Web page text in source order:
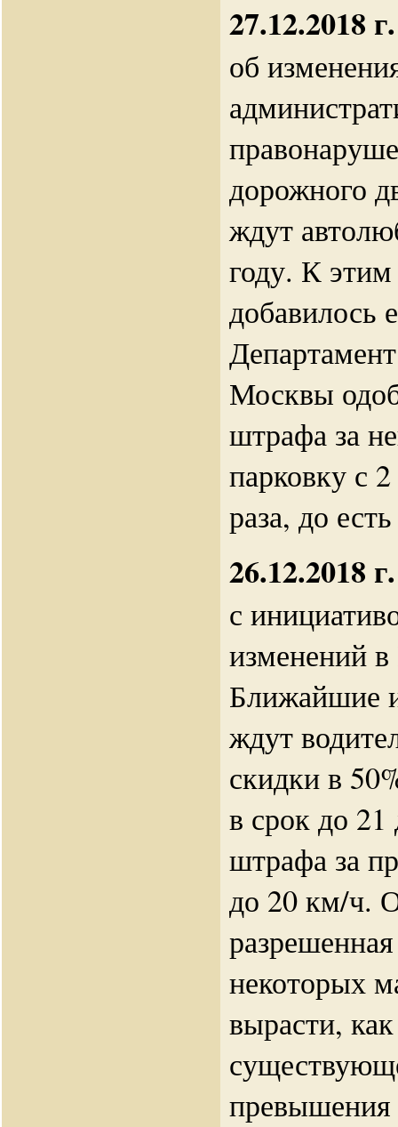
27.12.2018
об
дорожного
ждут
году. К
добавилось
Москвы
штрафа за
парковку с
раза, до
26.12.2018
с
изменений
Ближайшие
ждут
скидки в
в срок до 21
штрафа за
до 20 км/ч.
некоторых
вырасти,